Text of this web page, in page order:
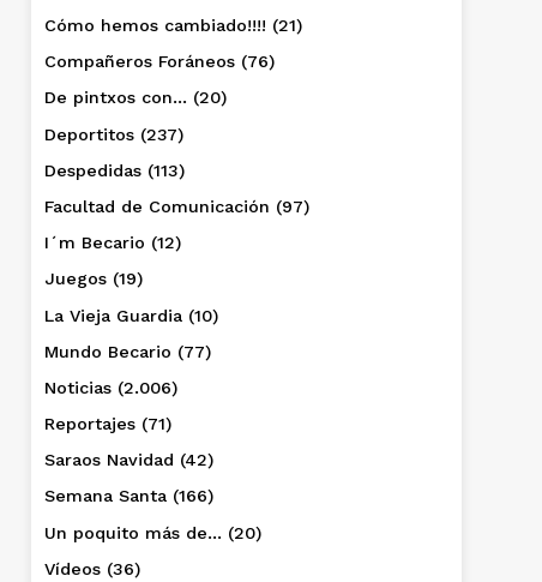
Cómo hemos cambiado!!!! (21)
Compañeros Foráneos (76)
De pintxos con… (20)
Deportitos (237)
Despedidas (113)
Facultad de Comunicación (97)
I´m Becario (12)
Juegos (19)
La Vieja Guardia (10)
Mundo Becario (77)
Noticias (2.006)
Reportajes (71)
Saraos Navidad (42)
Semana Santa (166)
Un poquito más de… (20)
Vídeos (36)